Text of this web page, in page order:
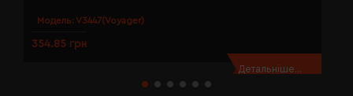
Модель: V3447(Voyager)
354.85 грн
Детальніше...